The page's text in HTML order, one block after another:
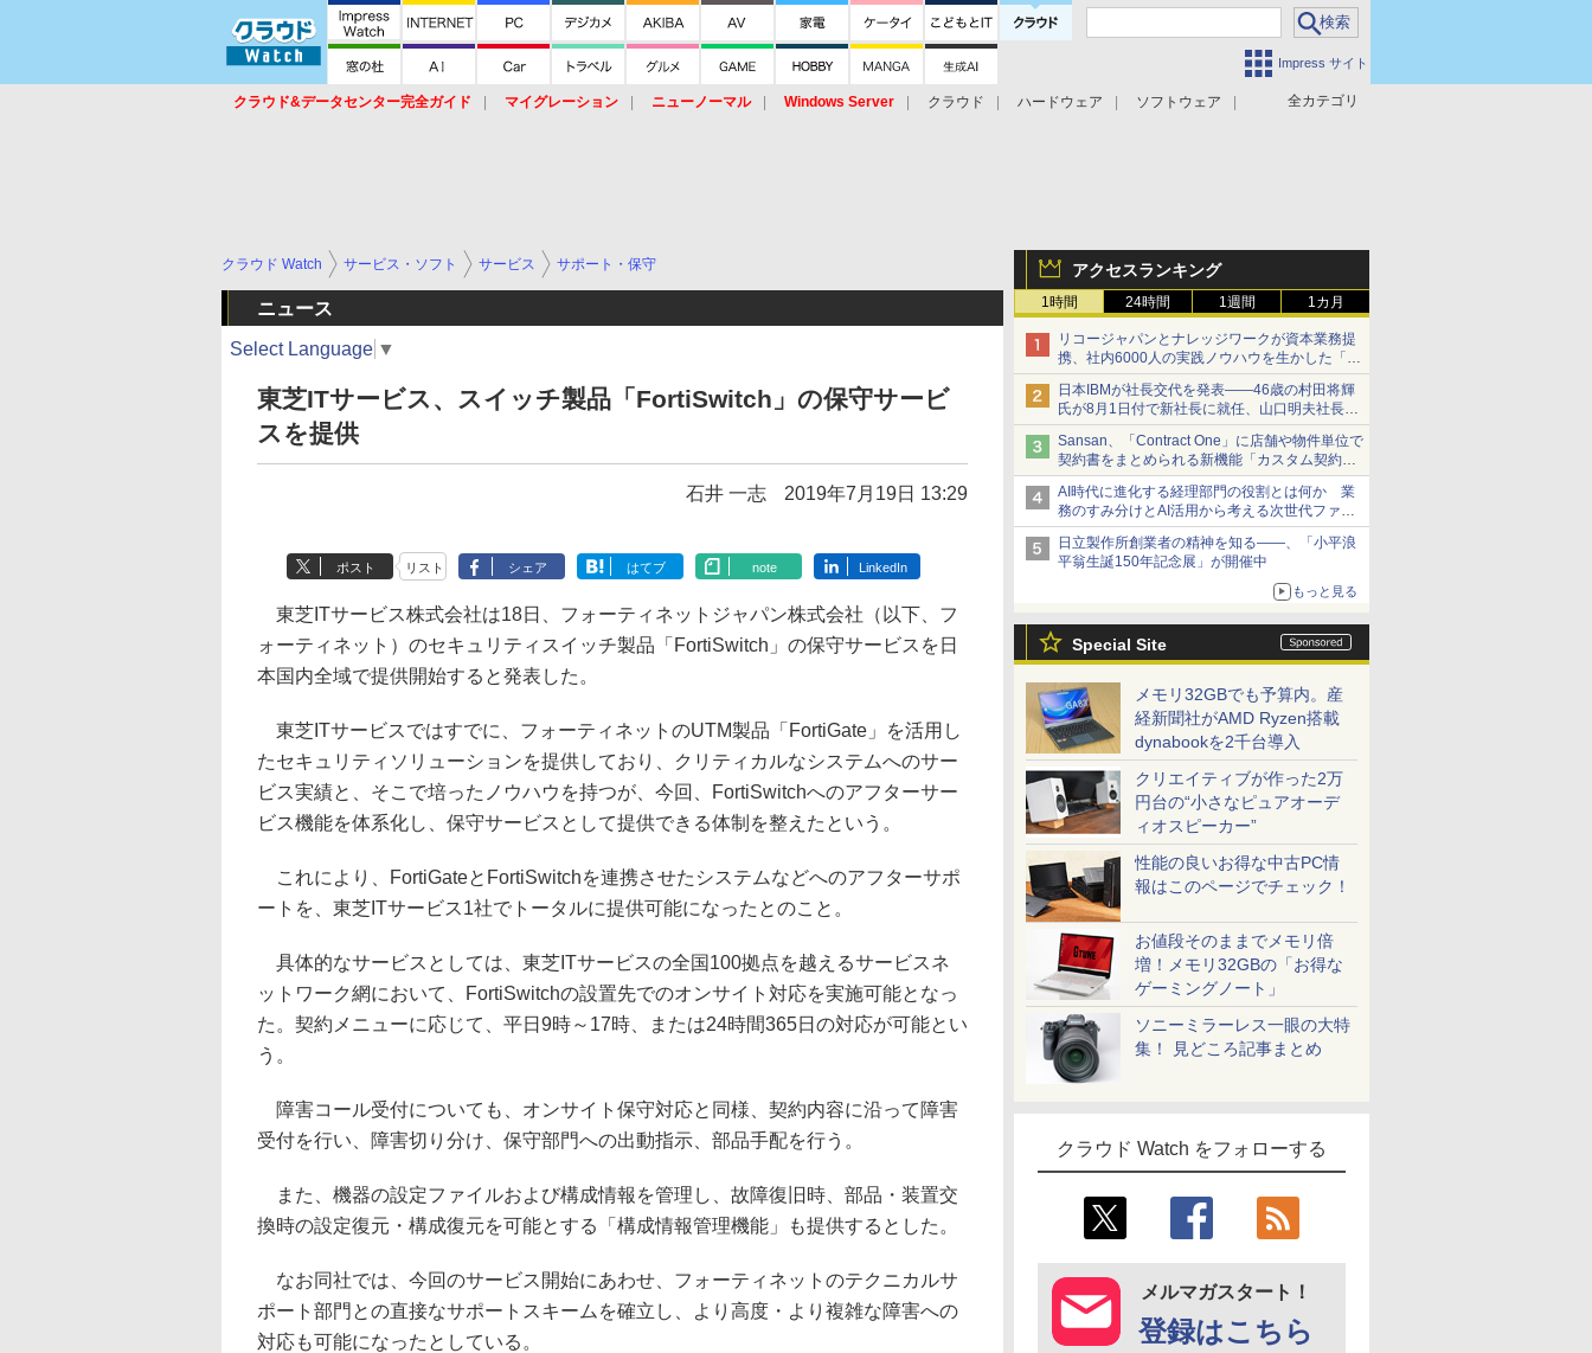
Impress サイト
全カテゴリ
クラウド&データセンター完全ガイド マイグレーション ニューノーマル Windows Server クラウド ハードウェア
ソフトウェア
アクセスランキング
1時間 24時間 1週間 1カ月
リコージャパンとナレッジワークが資本業務提
携、社内6000人の実践ノウハウを生かした「AI
商談記録 for RICOH」を展開へ
日本IBMが社長交代を発表――46歳の村田将輝
氏が8月1日付で新社長に就任、山口明夫社長は
会長へ
Sansan、「Contract One」に店舗や物件単位で
契約書をまとめられる新機能「カスタム契約ツ
リー」を追加
AI時代に進化する経理部門の役割とは何か 業
務のすみ分けとAI活用から考える次世代ファイ
ナンス戦略
日立製作所創業者の精神を知る――、「小平浪
平翁生誕150年記念展」が開催中
もっと見る
Special Site
メモリ32GBでも予算内。産
経新聞社がAMD Ryzen搭載
dynabookを2千台導入
クリエイティブが作った2万
円台の“小さなピュアオーデ
ィオスピーカー”
性能の良いお得な中古PC情
報はこのページでチェック！
お値段そのままでメモリ倍
増！メモリ32GBの「お得な
ゲーミングノート」
ソニーミラーレス一眼の大特
集！ 見どころ記事まとめ
クラウド Watch をフォローする
メルマガスタート！
登録はこちら
クラウド Watch サービス・ソフト サービス サポート・保守
ニュース
Select Language ▼
東芝ITサービス、スイッチ製品「FortiSwitch」の保守サービ
スを提供
石井 一志 2019年7月19日 13:29
ポスト リスト シェア はてブ note LinkedIn
東芝ITサービス株式会社は18日、フォーティネットジャパン株式会社（以下、フ
ォーティネット）のセキュリティスイッチ製品「FortiSwitch」の保守サービスを日
本国内全域で提供開始すると発表した。
東芝ITサービスではすでに、フォーティネットのUTM製品「FortiGate」を活用し
たセキュリティソリューションを提供しており、クリティカルなシステムへのサー
ビス実績と、そこで培ったノウハウを持つが、今回、FortiSwitchへのアフターサー
ビス機能を体系化し、保守サービスとして提供できる体制を整えたという。
これにより、FortiGateとFortiSwitchを連携させたシステムなどへのアフターサポ
ートを、東芝ITサービス1社でトータルに提供可能になったとのこと。
具体的なサービスとしては、東芝ITサービスの全国100拠点を越えるサービスネ
ットワーク網において、FortiSwitchの設置先でのオンサイト対応を実施可能となっ
た。契約メニューに応じて、平日9時～17時、または24時間365日の対応が可能とい
う。
障害コール受付についても、オンサイト保守対応と同様、契約内容に沿って障害
受付を行い、障害切り分け、保守部門への出動指示、部品手配を行う。
また、機器の設定ファイルおよび構成情報を管理し、故障復旧時、部品・装置交
換時の設定復元・構成復元を可能とする「構成情報管理機能」も提供するとした。
なお同社では、今回のサービス開始にあわせ、フォーティネットのテクニカルサ
ポート部門との直接なサポートスキームを確立し、より高度・より複雑な障害への
対応も可能になったとしている。